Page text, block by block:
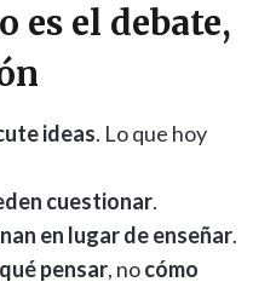
es el debate,
ideas. Lo que hoy
cuestionar.
en lugar de enseñar.
qué pensar, nocómo